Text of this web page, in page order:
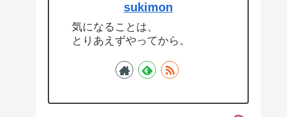
sukimon
気になることは、
とりあえずやってから。